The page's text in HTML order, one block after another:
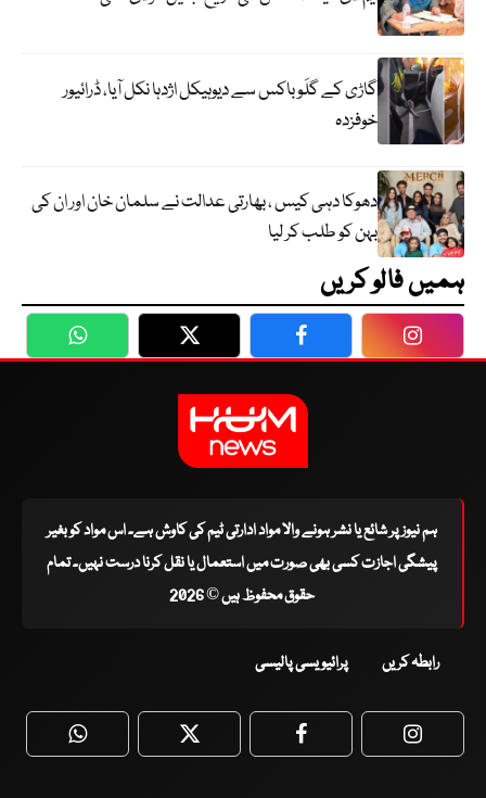
گاڑی کے گلَو باکس سے دیوہیکل اژدہا نکل آیا، ڈرائیور
خوفزدہ
دھوکا دہی کیس ، بھارتی عدالت نے سلمان خان اور ان کی
بہن کو طلب کر لیا
ہمیں فالو کریں
WhatsApp Twitter Facebook
ہم نیوز پر شائع یا نشر ہونے والا مواد ادارتی ٹیم کی کاوش ہے۔ اس مواد کو بغیر
پیشگی اجازت کسی بھی صورت میں استعمال یا نقل کرنا درست نہیں۔ تمام
حقوق محفوظ ہیں © 2026
رابطہ کریں پرائیویسی پالیسی
WhatsApp Twitter Facebook